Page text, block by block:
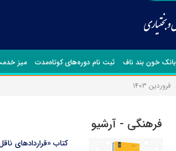
بانک خون بند ناف ثبت نام دوره‌های کوتاه‌مدت میز
فروردین ۱۴۰۳
فرهنگی - آرشیو
کتاب «قراردادهای